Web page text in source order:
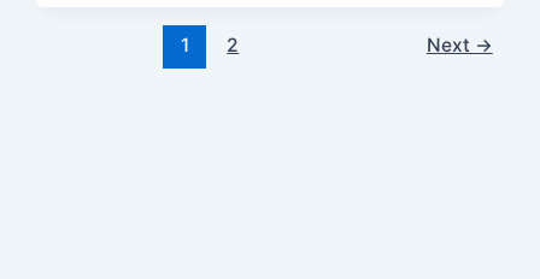
1 2 Next →